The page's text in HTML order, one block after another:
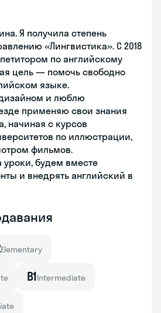
Я получила степень
«Лингвистика». С 2018
по английскому
цель — помочь свободно
языке.
и люблю
применяю свои знания
начиная с курсов
по иллюстрации,
фильмов.
будем вместе
и внедрять английский в
Elementary
B1Intermediate